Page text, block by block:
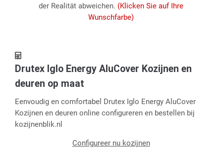
der Realität abweichen. (Klicken Sie auf Ihre
Wunschfarbe)
Drutex Iglo Energy AluCover Kozijnen en
deuren op maat
Eenvoudig en comfortabel Drutex Iglo Energy AluCover
Kozijnen en deuren online configureren en bestellen bij
kozijnenblik.nl
Configureer nu kozijnen